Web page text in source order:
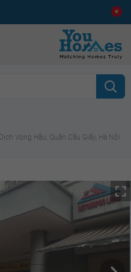
Vọng Hậu, Quận Cầu Giấy, Hà Nội